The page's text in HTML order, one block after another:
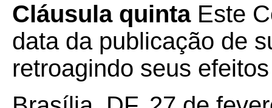
Cláusula quintaEste
data da publicação de
retroagindo seus